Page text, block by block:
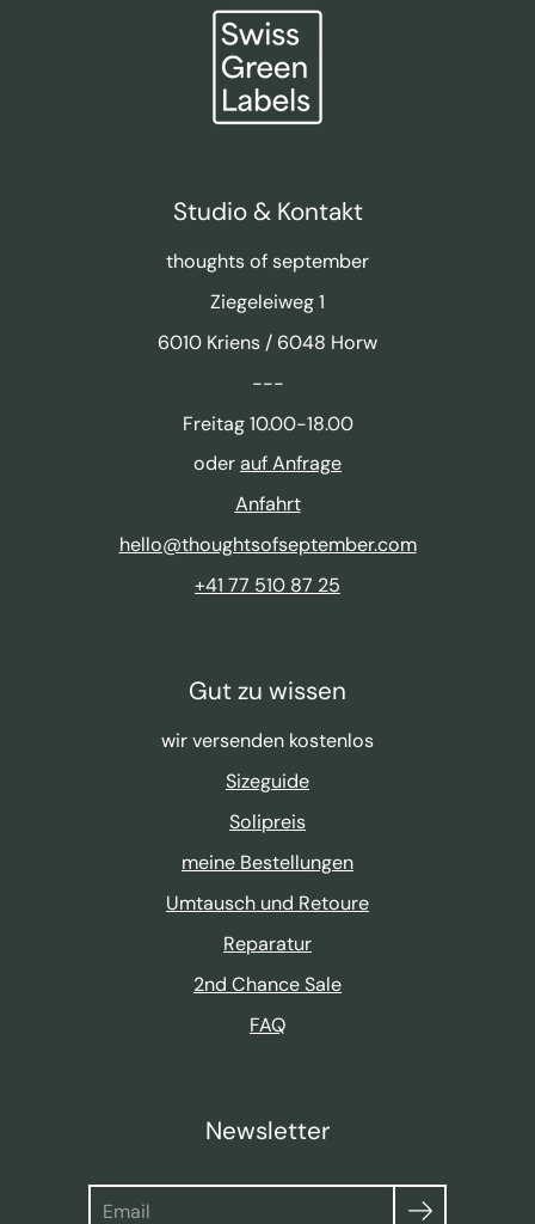
Studio & Kontakt
thoughts of september
Ziegeleiweg 1
6010 Kriens / 6048 Horw
---
Freitag 10.00-18.00
oderauf Anfrage
Anfahrt
hello@thoughtsofseptember.com
+41 77 510 87 25
Gut zu wissen
wir versenden kostenlos
Sizeguide
Solipreis
meine Bestellungen
Umtausch und Retoure
Reparatur
2nd Chance Sale
FAQ
Newsletter